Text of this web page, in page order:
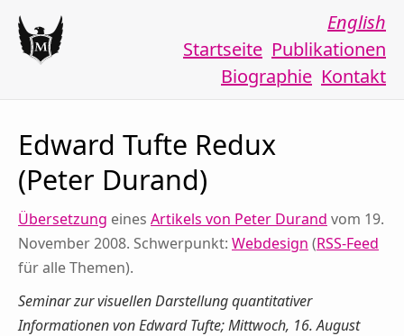
Startseite Publikationen
Biographie Kontakt
English
Edward Tufte Redux
(Peter Durand)
Übersetzung eines Artikels von Peter Durand vom 19.
November 2008. Schwerpunkt: Webdesign (RSS-Feed
für alle Themen).
Seminar zur visuellen Darstellung quantitativer
Informationen von Edward Tufte; Mittwoch, 16. August